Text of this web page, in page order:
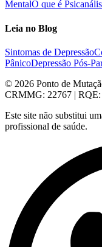
MentalO que é
Leia no Blog
Sintomas de Depressão
PânicoDepressão Pós-
© 2026 Ponto de
CRMMG: 22767 | RQE:
Este site não substitui
profissional de saúde.